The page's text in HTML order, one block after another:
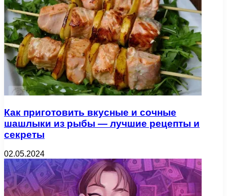
Как приготовить вкусные и сочные
шашлыки из рыбы — лучшие рецепты и
секреты
02.05.2024